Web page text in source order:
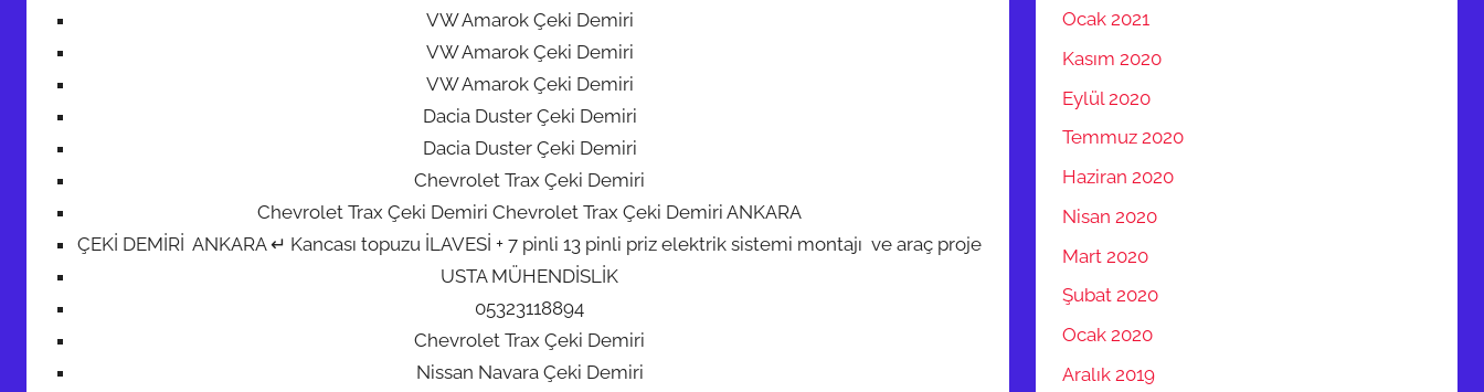
VW Amarok Çeki Demiri
VW Amarok Çeki Demiri
VW Amarok Çeki Demiri
Dacia Duster Çeki Demiri
Dacia Duster Çeki Demiri
Chevrolet Trax Çeki Demiri
Chevrolet Trax Çeki Demiri Chevrolet Trax Çeki Demiri ANKARA
ÇEKİ DEMİRİ ANKARA ↵ Kancası topuzu İLAVESİ + 7 pinli 13 pinli priz elektrik sistemi montajı ve araç proje
USTA MÜHENDİSLİK
05323118894
Chevrolet Trax Çeki Demiri
Nissan Navara Çeki Demiri
Ocak 2021
Kasım 2020
Eylül 2020
Temmuz 2020
Haziran 2020
Nisan 2020
Mart 2020
Şubat 2020
Ocak 2020
Aralık 2019